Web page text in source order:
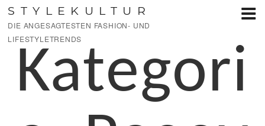
Zum
Inhalt
springen
STYLEKULTUR
DIE ANGESAGTESTEN FASHION- UND
LIFESTYLETRENDS
Kategori